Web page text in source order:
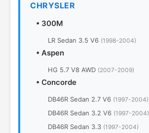
CHRYSLER
• 300M
LR Sedan 3.5 V6 (1998-2004)
• Aspen
HG 5.7 V8 AWD (2007-2009)
• Concorde
DB46R Sedan 2.7 V6 (1997-2004)
DB46R Sedan 3.2 V6 (1997-2004)
DB46R Sedan 3.3 (1997-2004)